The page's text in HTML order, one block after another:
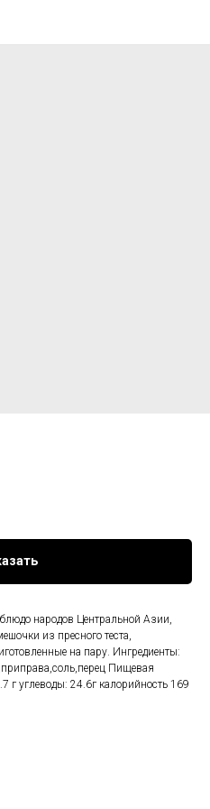
народов Центральной Азии,
из пресного теста,
на пару. Ингредиенты:
Пищевая
г углеводы: 24.6г калорийность 169